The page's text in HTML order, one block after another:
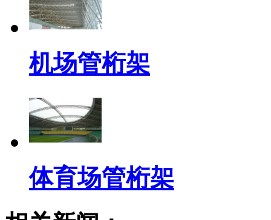
机场管桁架
体育场管桁架